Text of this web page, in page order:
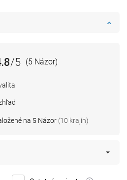
/5 (5 Názor)
na 5 Názor (10 krajín)